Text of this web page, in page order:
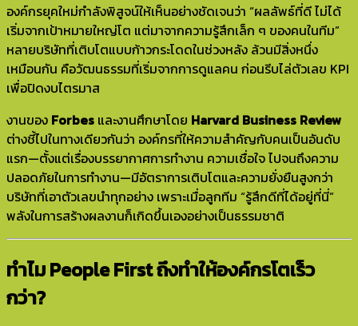
องค์กรยุคใหม่กำลังพิสูจน์ให้เห็นอย่างชัดเจนว่า “ผลลัพธ์ที่ดี ไม่ได้
เริ่มจากเป้าหมายใหญ่โต แต่มาจากความรู้สึกเล็ก ๆ ของคนในทีม”
หลายบริษัทที่เติบโตแบบก้าวกระโดดในช่วงหลัง ล้วนมีสิ่งหนึ่ง
เหมือนกัน คือวัฒนธรรมที่เริ่มจากการดูแลคน ก่อนรีบไล่ตัวเลข KPI
เพื่อปิดงบไตรมาส
งานของ Forbes และงานศึกษาโดย Harvard Business Review
ต่างชี้ไปในทางเดียวกันว่า องค์กรที่ให้ความสำคัญกับคนเป็นอันดับ
แรก—ตั้งแต่เรื่องบรรยากาศการทำงาน ความเชื่อใจ ไปจนถึงความ
ปลอดภัยในการทำงาน—มีอัตราการเติบโตและความยั่งยืนสูงกว่า
บริษัทที่เอาตัวเลขนำทุกอย่าง เพราะเมื่อลูกทีม “รู้สึกดีที่ได้อยู่ที่นี่”
พลังในการสร้างผลงานก็เกิดขึ้นเองอย่างเป็นธรรมชาติ
ทำไม People First ถึงทำให้องค์กรโตเร็ว
กว่า?